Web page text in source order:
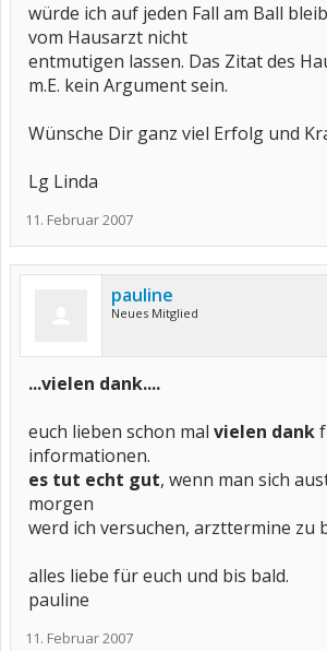
würde ich auf jeden Fall am Ball
vom Hausarzt nicht
entmutigen lassen. Das Zitat des
m.E. kein Argument sein.
Wünsche Dir ganz viel Erfolg und
Lg Linda
11. Februar 2007
pauline
Neues Mitglied
...vielen dank....
euch lieben schon mal vielen dank
informationen.
es tut echt gut, wenn man sich
morgen
werd ich versuchen, arzttermine zu
alles liebe für euch und bis bald.
pauline
11. Februar 2007